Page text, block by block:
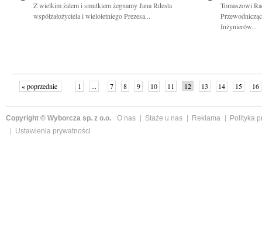
Z wielkim żalem i smutkiem żegnamy Jana Rdesta
współzałożyciela i wieloletniego Prezesa...
Tomaszowi
Inżynierów...
« poprzednie 1 ... 7 8 9 10 11 12 13 14 15 16
Copyright © Wyborcza sp. z o.o. O nas Staże u nas Reklama
Polityka
Ustawienia prywatności